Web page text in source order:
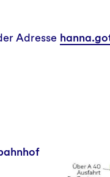
Adresse